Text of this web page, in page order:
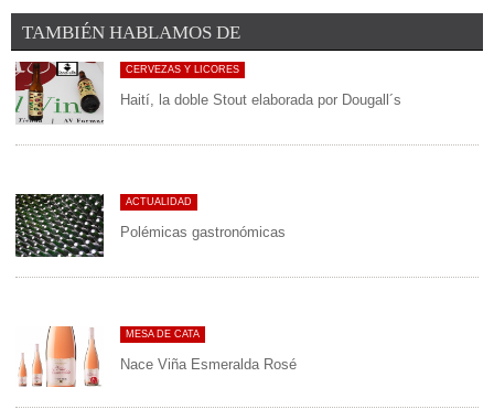
TAMBIÉN HABLAMOS DE
CERVEZAS Y LICORES
Haití, la doble Stout elaborada por Dougall´s
ACTUALIDAD
Polémicas gastronómicas
MESA DE CATA
Nace Viña Esmeralda Rosé